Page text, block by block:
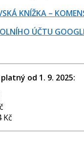
KNÍŽKA –
ÚČTU
od 1. 9. 2025:
Kč